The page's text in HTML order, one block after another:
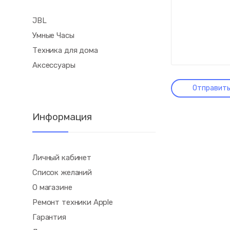
JBL
Умные Часы
Техника для дома
Аксессуары
Информация
Личный кабинет
Список желаний
О магазине
Ремонт техники Apple
Гарантия